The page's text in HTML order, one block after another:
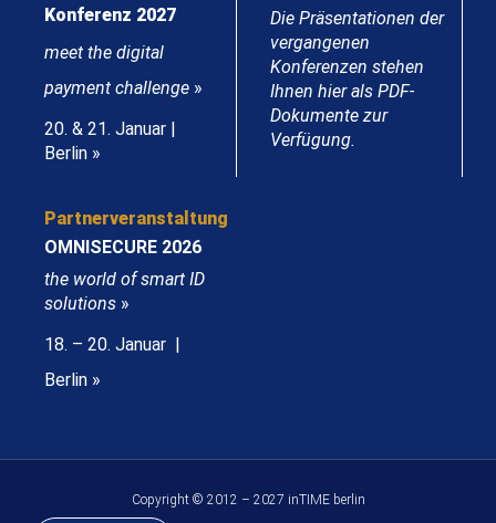
Konferenz 2027
meet the digital
payment challenge »
20. & 21. Januar |
Berlin »
Die Präsentationen der
vergangenen
Konferenzen stehen
Ihnen hier als PDF-
Dokumente zur
Verfügung.
Partnerveranstaltung
OMNISECURE 2026
the world of smart ID
solutions »
18. – 20. Januar |
Berlin »
Copyright © 2012 – 2027 inTIME berlin